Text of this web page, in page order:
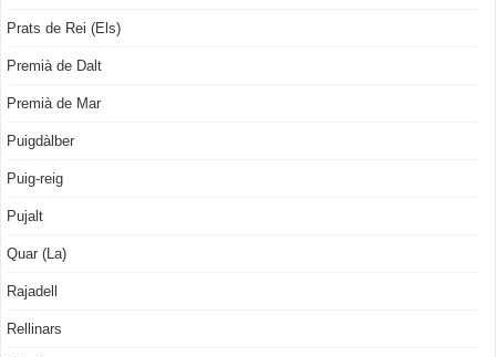
Prats de Rei (Els)
Premià de Dalt
Premià de Mar
Puigdàlber
Puig-reig
Pujalt
Quar (La)
Rajadell
Rellinars